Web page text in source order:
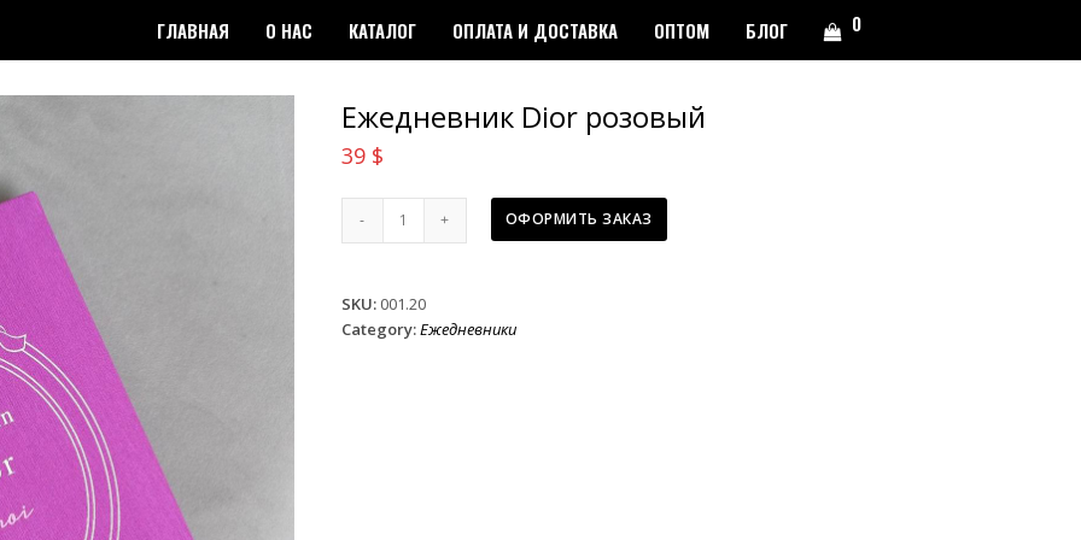
ГЛАВНАЯ О НАС КАТАЛОГ ОПЛАТА И ДОСТАВКА ОПТОМ БЛОГ 0
Ежедневник Dior розовый
39 $
Ежедневник
ОФОРМИТЬ ЗАКАЗ
SKU: 001.20
Category:Ежедневники